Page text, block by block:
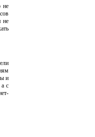
не
не
и
с